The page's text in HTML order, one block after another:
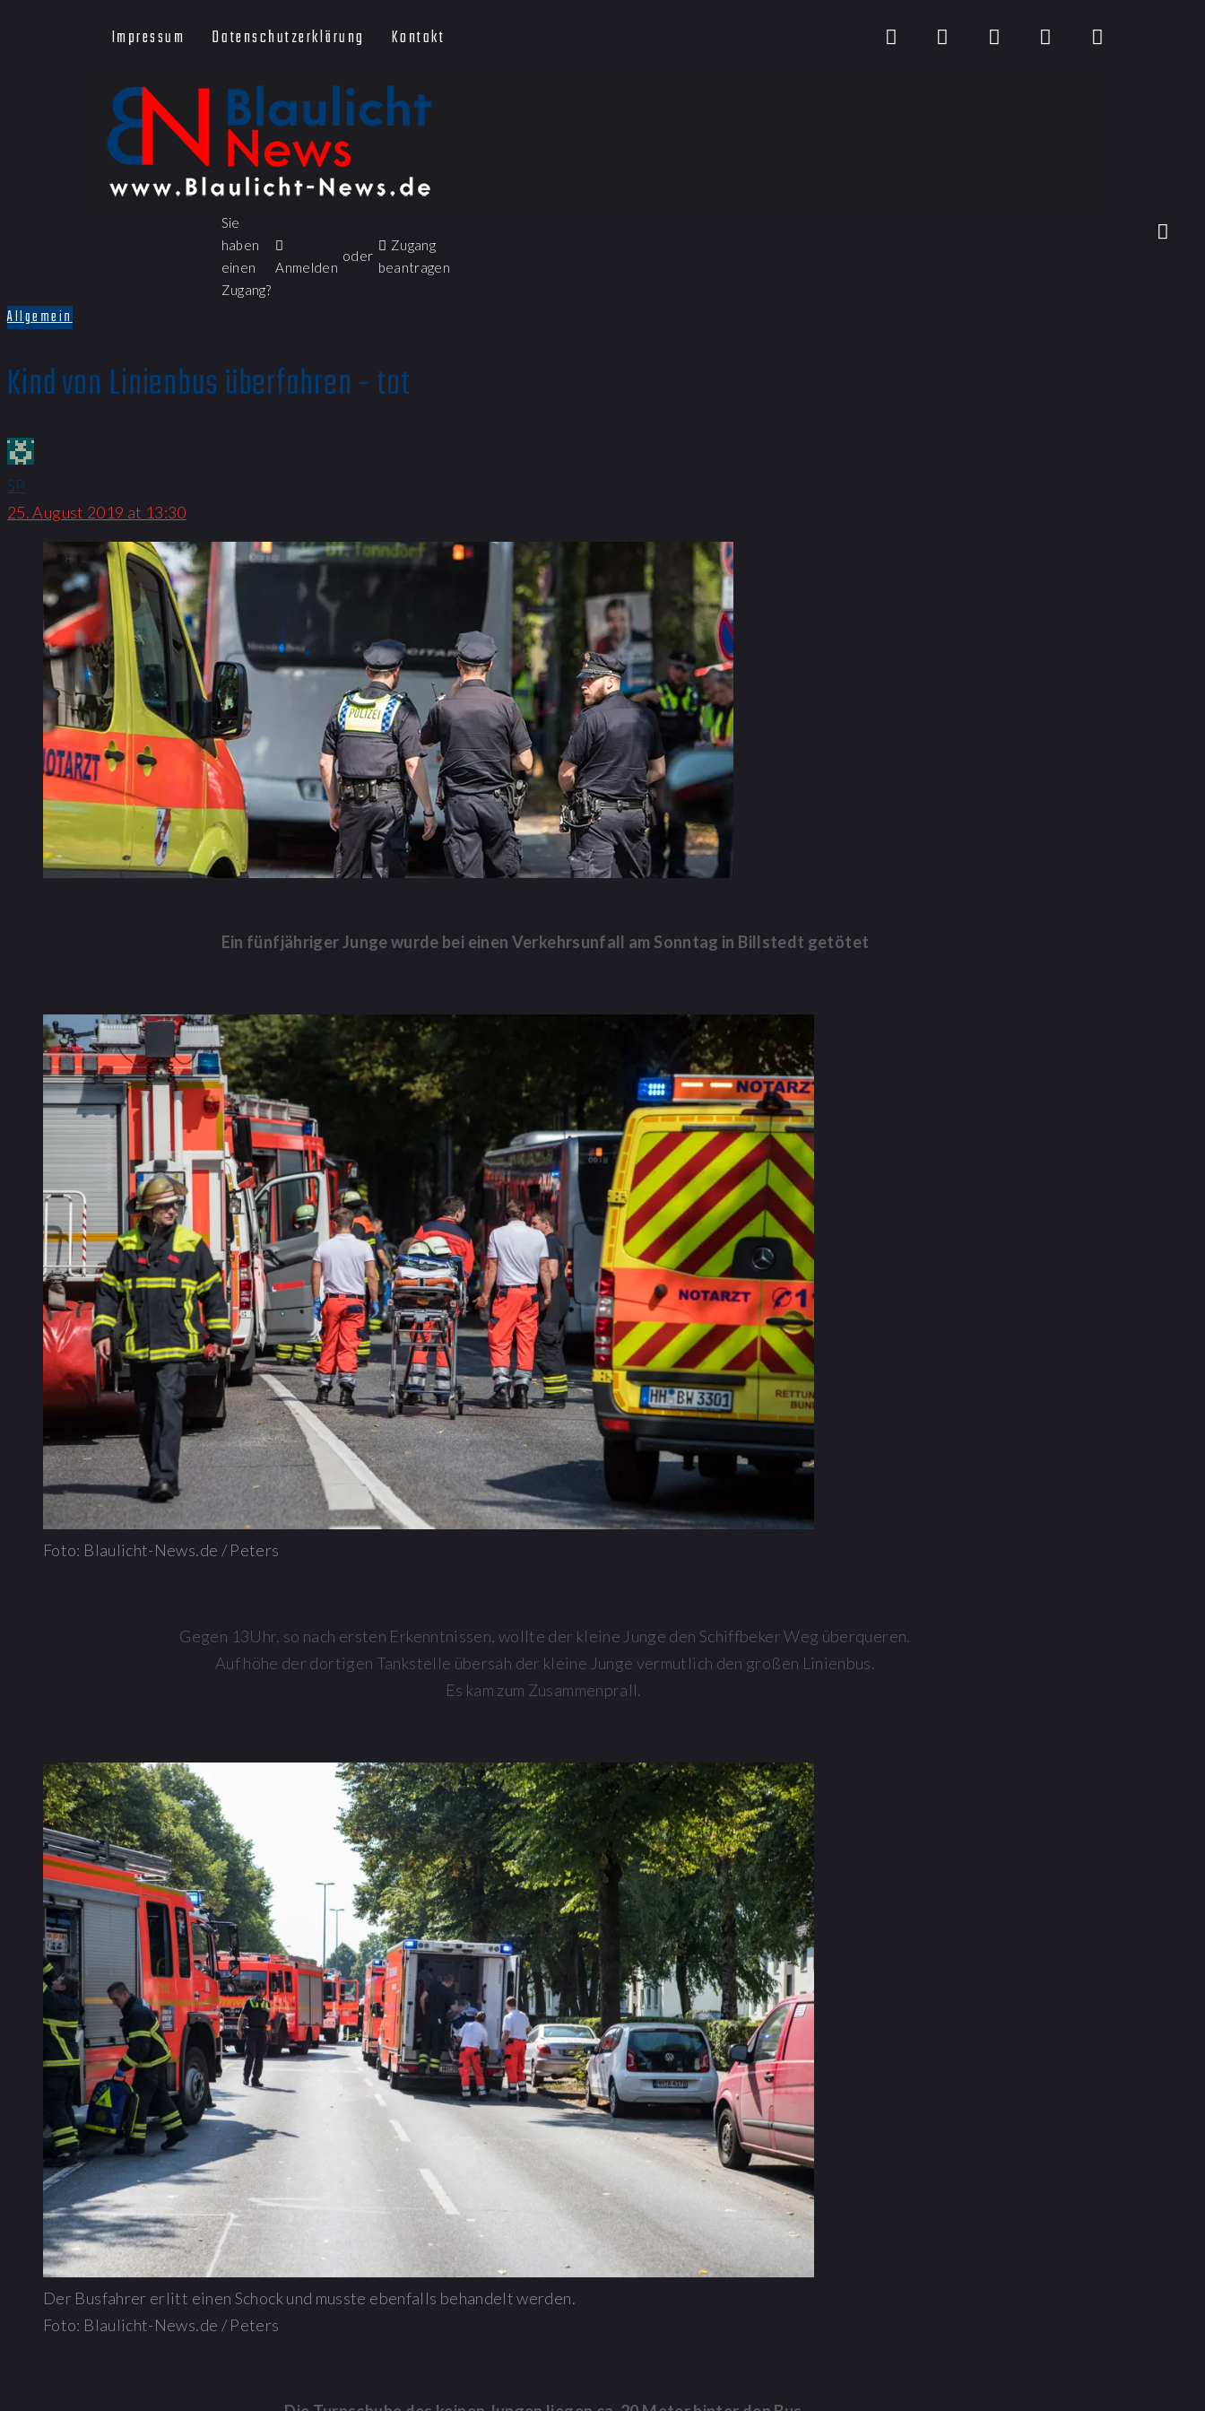
Impressum Datenschutzerklärung Kontakt
Sie
haben
einen
Zugang?
Anmelden
oder
Zugang
beantragen
Allgemein
Kind von Linienbus überfahren - tot
SP
25. August 2019 at 13:30
Ein fünfjähriger Junge wurde bei einen Verkehrsunfall am Sonntag in Billstedt getötet
Foto: Blaulicht-News.de / Peters
Gegen 13Uhr, so nach ersten Erkenntnissen, wollte der kleine Junge den Schiffbeker Weg überqueren.
Auf höhe der dortigen Tankstelle übersah der kleine Junge vermutlich den großen Linienbus.
Es kam zum Zusammenprall.
Der Busfahrer erlitt einen Schock und musste ebenfalls behandelt werden.
Foto: Blaulicht-News.de / Peters